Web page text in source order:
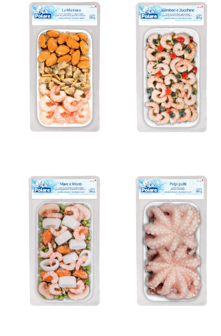
GARNELE UND
ZUCCHINI
Bereit in 8 Minuten
GESÄUBERTE
KALMARE
I Tradizionali
GESÄUBERTE
KRAKE
I Tradizionali
Fertigmischung
für Risotto
Bereit in 8 Minuten